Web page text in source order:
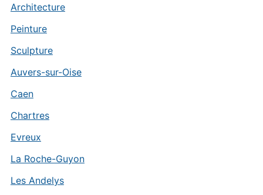
Architecture
Peinture
Sculpture
Auvers-sur-Oise
Caen
Chartres
Evreux
La Roche-Guyon
Les Andelys